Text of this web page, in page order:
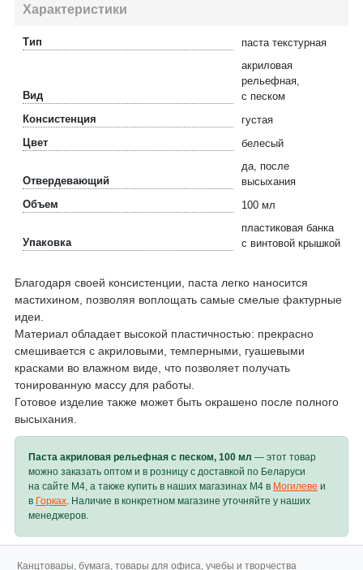
Характеристики
Тип паста текстурная
Вид
акриловая
рельефная,
с песком
Консистенция
густая
Цвет
белесый
Отвердевающий
да, после
высыхания
Объем
100 мл
Упаковка
пластиковая банка
с винтовой крышкой
Благодаря своей консистенции, паста легко наносится
мастихином, позволяя воплощать самые смелые фактурные
идеи.
Материал обладает высокой пластичностью: прекрасно
смешивается с акриловыми, темперными, гуашевыми
красками во влажном виде, что позволяет получать
тонированную массу для работы.
Готовое изделие также может быть окрашено после полного
высыхания.
Паста акриловая рельефная с песком, 100 мл — этот товар
можно заказать оптом и в розницу с доставкой по Беларуси
на сайте M4, а также купить в наших магазинах M4 в Могилеве и
в Горках. Наличие в конкретном магазине уточняйте у наших
менеджеров.
Канцтовары, бумага, товары для офиса, учебы и творчества